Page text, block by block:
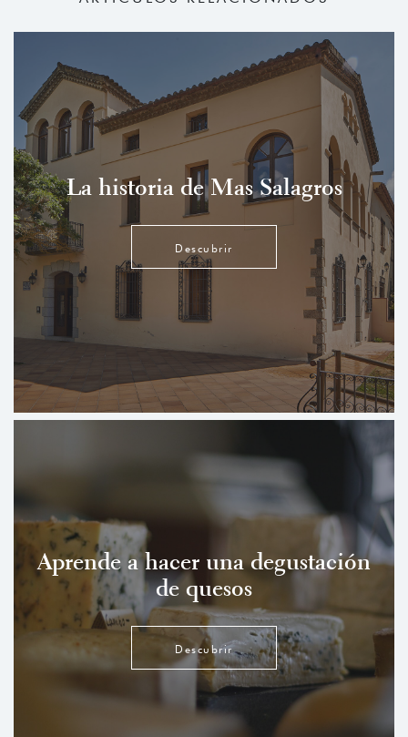
La historia de Mas Salagros
Descubrir
Aprende a hacer una degustación
de quesos
Descubrir